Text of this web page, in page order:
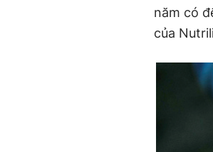
năm có
của